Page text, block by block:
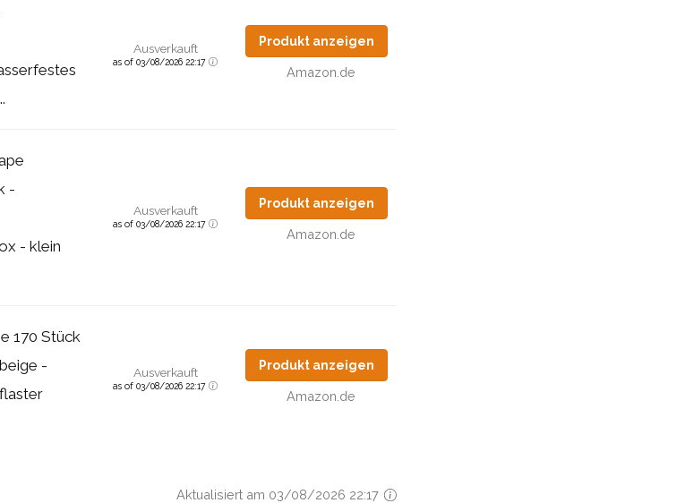
Ausverkauft
as of 03/08/2026 22:17
Produkt anzeigen
Amazon.de
-
- klein
Ausverkauft
as of 03/08/2026 22:17
Produkt anzeigen
Amazon.de
170 Stück
-
Ausverkauft
as of 03/08/2026 22:17
Produkt anzeigen
Amazon.de
Aktualisiert am 03/08/2026 22:17